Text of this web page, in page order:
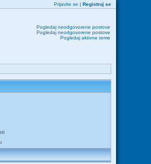
Prijavite se | Registruj se
Pogledaj neodgovorene postove
Pogledaj neodgovorene postove
Pogledaj aktivne teme